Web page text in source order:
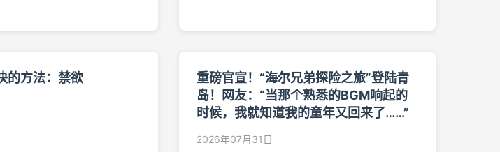
的方法：禁欲
重磅官宣！“海尔兄弟探险之旅”登陆青
岛！网友：“当那个熟悉的BGM响起的
时候，我就知道我的童年又回来了……”
2026年07月31日